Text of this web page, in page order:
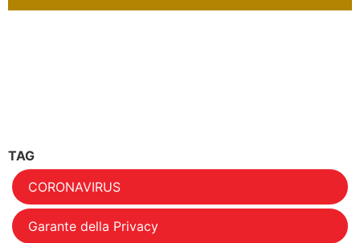
TAG
CORONAVIRUS
Garante della Privacy